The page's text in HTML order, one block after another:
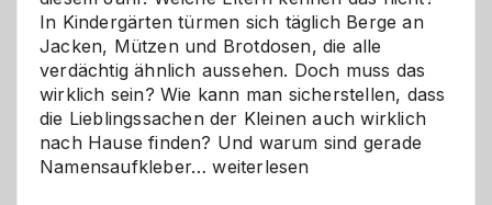
In Kindergärten türmen sich täglich Berge an
Jacken, Mützen und Brotdosen, die alle
verdächtig ähnlich aussehen. Doch muss das
wirklich sein? Wie kann man sicherstellen, dass
die Lieblingssachen der Kleinen auch wirklich
nach Hause finden? Und warum sind gerade
Namensaufkleber…Namensaufkleber
weiterlesen